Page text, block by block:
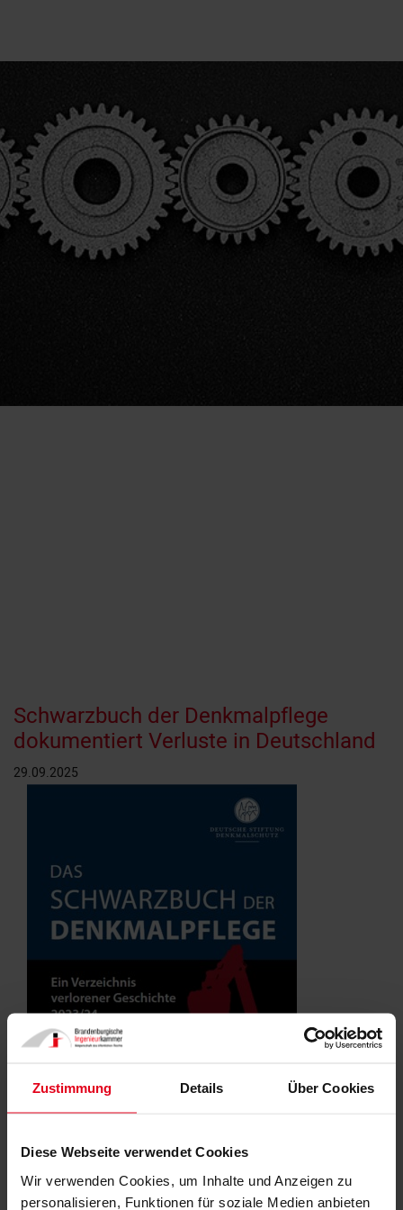
Zustimmung Details Über Cookies
Diese Webseite verwendet Cookies
Wir verwenden Cookies, um Inhalte und Anzeigen zu
personalisieren, Funktionen für soziale Medien anbieten
Schwarzbuch der Denkmalpflege
dokumentiert Verluste in Deutschland
29.09.2025
© Deutsche Stiftung Denkmalschutz